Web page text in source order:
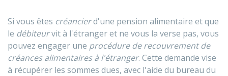
Si vous êtes créancierd'une pension alimentaire et que
le débiteurvit à l'étranger et ne vous la verse pas, vous
pouvez engager une procédure de recouvrement de
créances alimentaires à l'étranger. Cette demande vise
à récupérer les sommes dues, avec l'aide du bureau du